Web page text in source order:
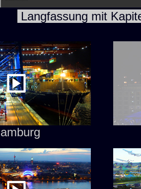
Langfassung mit